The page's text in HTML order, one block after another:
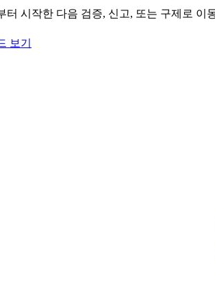
터 시작한 다음 검증, 신고, 또는 구제로 이
보기